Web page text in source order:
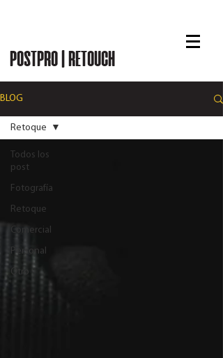
POSTPRO | RETOUCH
BLOG
Todos los
post
Fotografía
Retoque
Comercial
Personal
Otro
Retoque